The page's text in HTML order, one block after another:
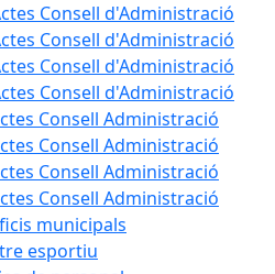
Consell d'Administració
Consell d'Administració
Consell d'Administració
Consell d'Administració
Consell Administració
Consell Administració
Consell Administració
Consell Administració
municipals
esportiu